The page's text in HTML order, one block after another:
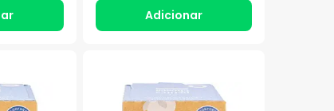
Adicionar